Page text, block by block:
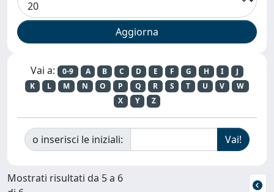
Vai a: 0-9 A B C D E F G H I
J
K
L M N O P Q R S T U V
W
X
Y Z
o inserisci le iniziali:
Mostrati risultati da 5 a 6